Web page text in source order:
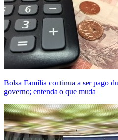
Bolsa Família continua a ser pago
governo; entenda o que muda